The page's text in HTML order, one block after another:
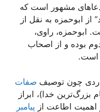
مشهور است که
از ابوحمزه به نقل از
ابوحمزه، راوی،
بوده و از اصحاب
است.
چون توصیف صفات
بزرگ‌ترین خدا)، ابراز
اهمیت اطاعت از پیامبر